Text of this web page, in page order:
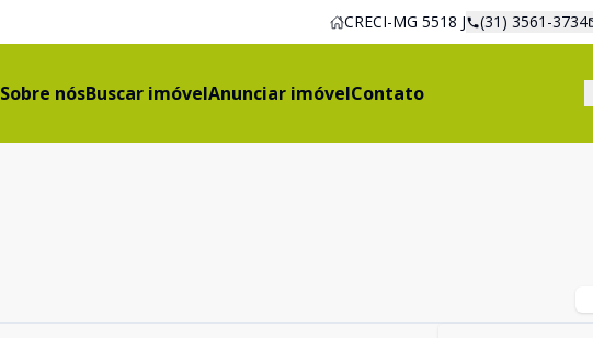
CRECI-MG 5518 J (31) 3561-3734
Sobre nósBuscar imóvelAnunciar imóvelContato